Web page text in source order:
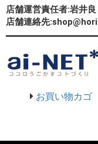
店舗運営責任者:岩井良
店舗連絡先
お買い物カゴ